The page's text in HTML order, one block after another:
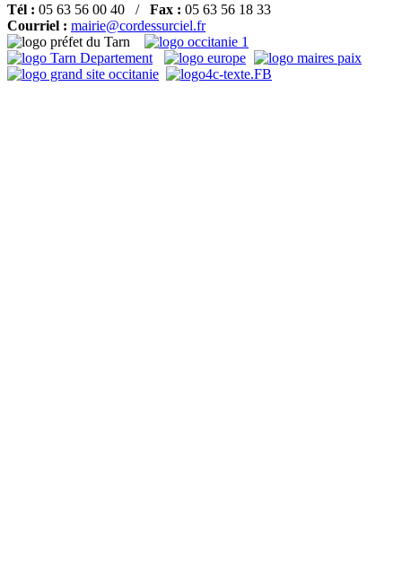
Tél : 05 63 56 00 40 / Fax : 05 63 56 18 33
Courriel : mairie@cordessurciel.fr